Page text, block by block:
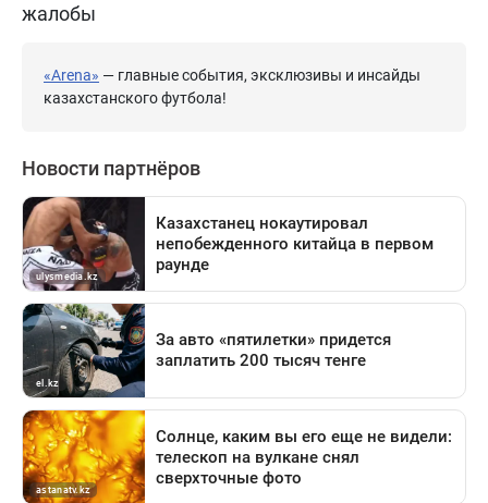
жалобы
«Arena» — главные события, эксклюзивы и инсайды
казахстанского футбола!